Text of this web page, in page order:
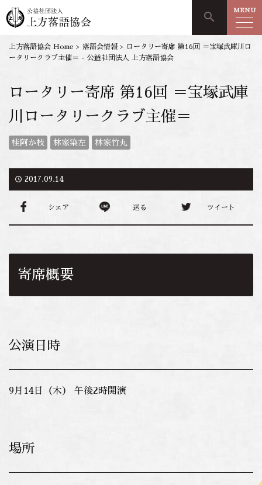
search MENU
上方落語協会 Home > 落語会情報 > ロータリー寄席 第16回 ＝宝塚武庫川ロ
ータリークラブ主催＝ - 公益社団法人 上方落語協会
ロータリー寄席 第16回 ＝宝塚武庫
川ロータリークラブ主催＝
桂阿か枝 林家染左 林家竹丸
access_time 2017.09.14
シェア 送る ツイート
寄席概要
公演日時
9月14日（木） 午後2時開演
場所